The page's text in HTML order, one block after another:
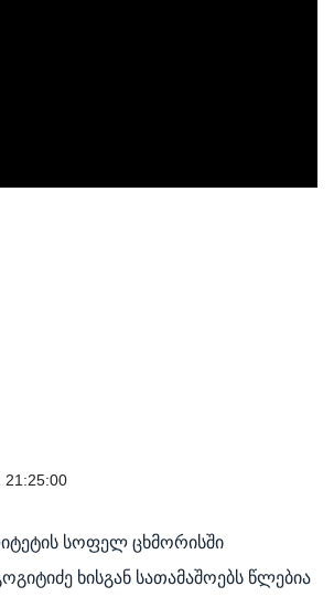
21:25:00
სოფელ ცხმორისში
ხისგან სათამაშოებს წლებია